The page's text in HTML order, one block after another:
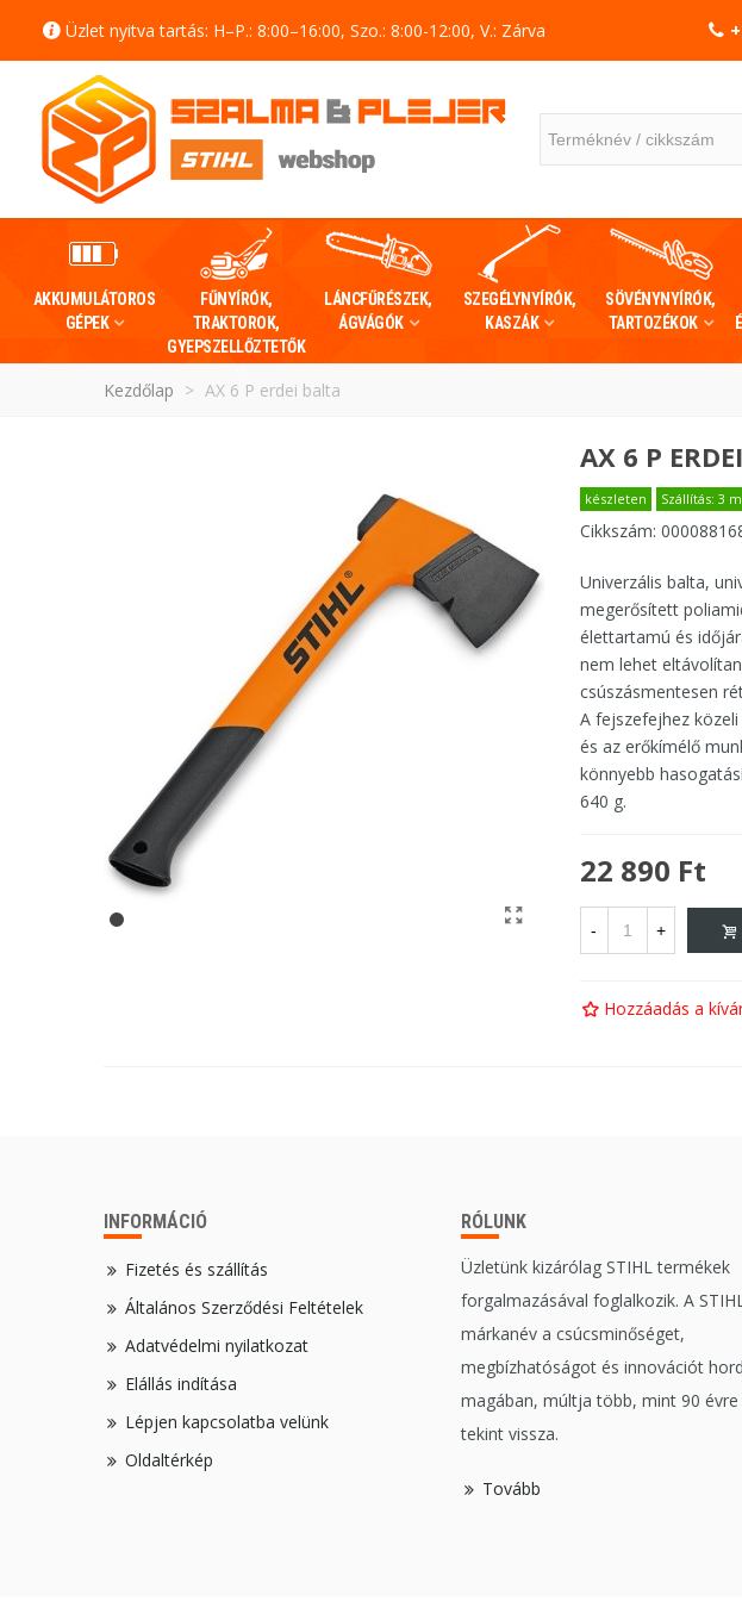
Üzlet nyitva tartás: H–P.: 8:00–16:00, Szo.: 8:00-12:00, V.: Zárva
AKKUMULÁTOROS
GÉPEK
FŰNYÍRÓK,
TRAKTOROK,
GYEPSZELLŐZTETŐK
LÁNCFŰRÉSZEK,
ÁGVÁGÓK
SZEGÉLYNYÍRÓK,
KASZÁK
SÖVÉNYNYÍRÓK,
TARTOZÉKOK
Kezdőlap > AX 6 P erdei balta
AX 6 P
készleten Szállítás: 3
Cikkszám:
Univerzális balta,
megerősített
élettartamú és
nem lehet
csúszásmentesen
A fejszefejhez
és az erőkímélő
könnyebb
640 g.
22 890 Ft
- +
Hozzáadás a
INFORMÁCIÓ
Fizetés és szállítás
Általános Szerződési Feltételek
Adatvédelmi nyilatkozat
Elállás indítása
Lépjen kapcsolatba velünk
Oldaltérkép
RÓLUNK
Üzletünk kizárólag STIHL termékek
forgalmazásával foglalkozik. A
márkanév a csúcsminőséget,
megbízhatóságot és innovációt
magában, múltja több, mint 90 évre
tekint vissza.
Tovább